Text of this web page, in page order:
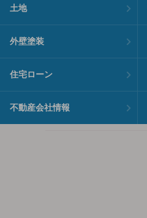
土地
外壁塗装
住宅ローン
不動産会社情報